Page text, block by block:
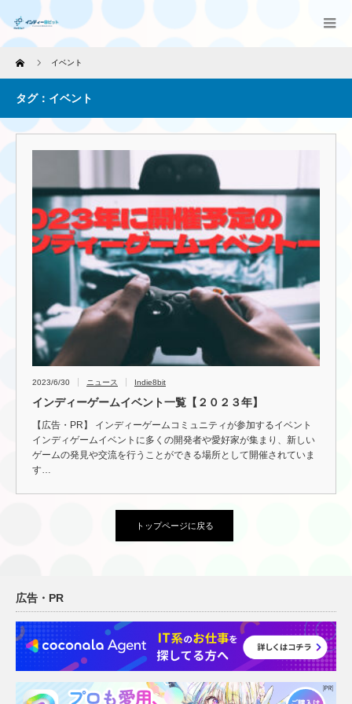
Home イベント
タグ：イベント
2023/6/30 ニュース Indie8bit
インディーゲームイベント一覧【２０２３年】
【広告・PR】 インディーゲームコミュニティが参加するイベント
インディゲームイベントに多くの開発者や愛好家が集まり、新しい
ゲームの発見や交流を行うことができる場所として開催されていま
す…
トップページに戻る
広告・PR